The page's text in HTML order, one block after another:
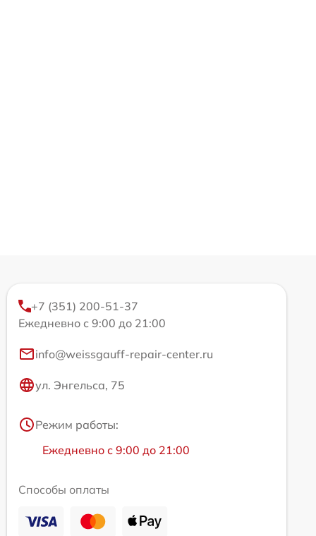
+7 (351) 200-51-37
Ежедневно с 9:00 до 21:00
info@weissgauff-repair-center.ru
ул. Энгельса, 75
Режим работы:
Ежедневно с 9:00 до 21:00
Способы оплаты